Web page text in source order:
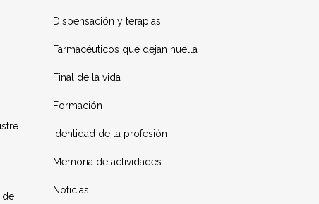
de
Dispensación y terapias
Farmacéuticos que dejan huella
Final de la vida
Formación
Identidad de la profesión
Memoria de actividades
Noticias